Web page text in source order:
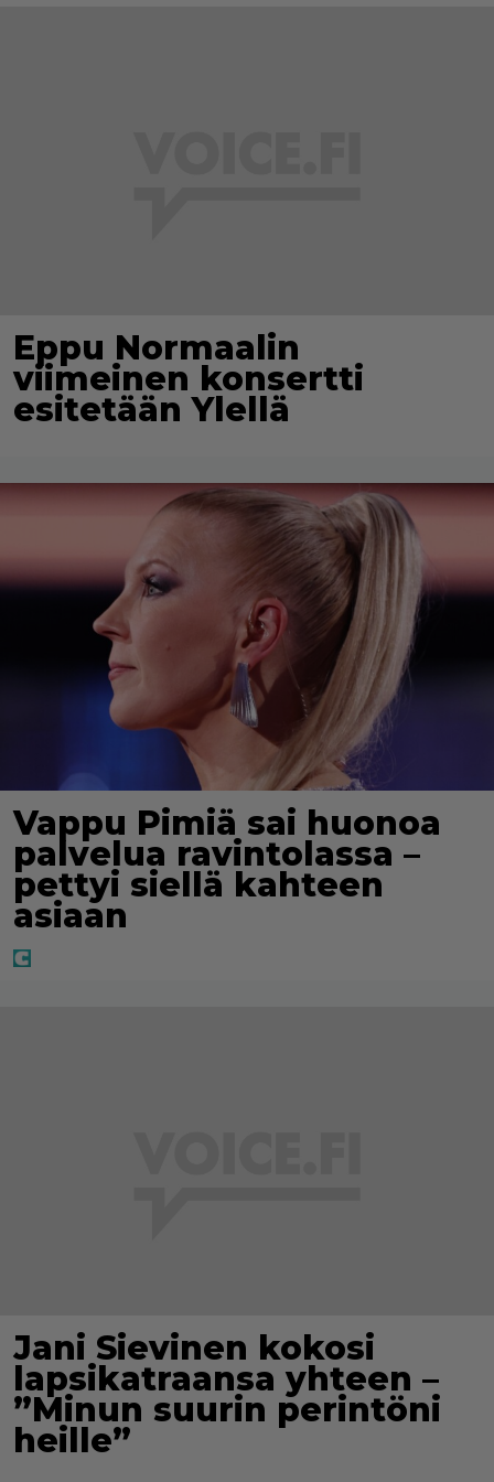
Eppu Normaalin
viimeinen konsertti
esitetään Ylellä
Vappu Pimiä sai huonoa
palvelua ravintolassa –
pettyi siellä kahteen
asiaan
Jani Sievinen kokosi
lapsikatraansa yhteen –
”Minun suurin perintöni
heille”